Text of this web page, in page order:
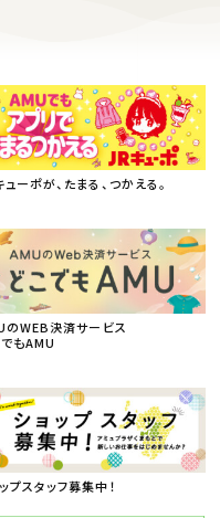
ーポが、たまる、つかえる。
のWEB決済サービス
もAMU
プスタッフ募集中！